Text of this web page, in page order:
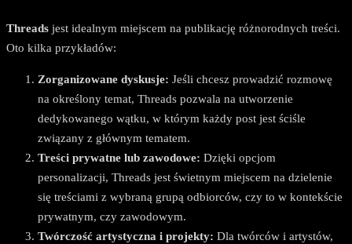
Threads jest idealnym miejscem na publikację różnorodnych treści.
Oto kilka przykładów:
Zorganizowane dyskusje: Jeśli chcesz prowadzić rozmowę
na określony temat, Threads pozwala na utworzenie
dedykowanego wątku, w którym każdy post jest ściśle
związany z głównym tematem.
Treści prywatne lub zawodowe: Dzięki opcjom
personalizacji, Threads jest świetnym miejscem na dzielenie
się treściami z wybraną grupą odbiorców, czy to w kontekście
prywatnym, czy zawodowym.
Twórczość artystyczna i projekty: Dla twórców i artystów,